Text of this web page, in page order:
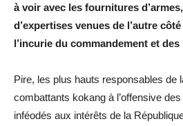
à voir avec les fournitures
d’expertises venues de l’autre
l’incurie du commandement et
Pire, les plus hauts responsables de
combattants kokang à l’offensive
inféodés aux intérêts de la